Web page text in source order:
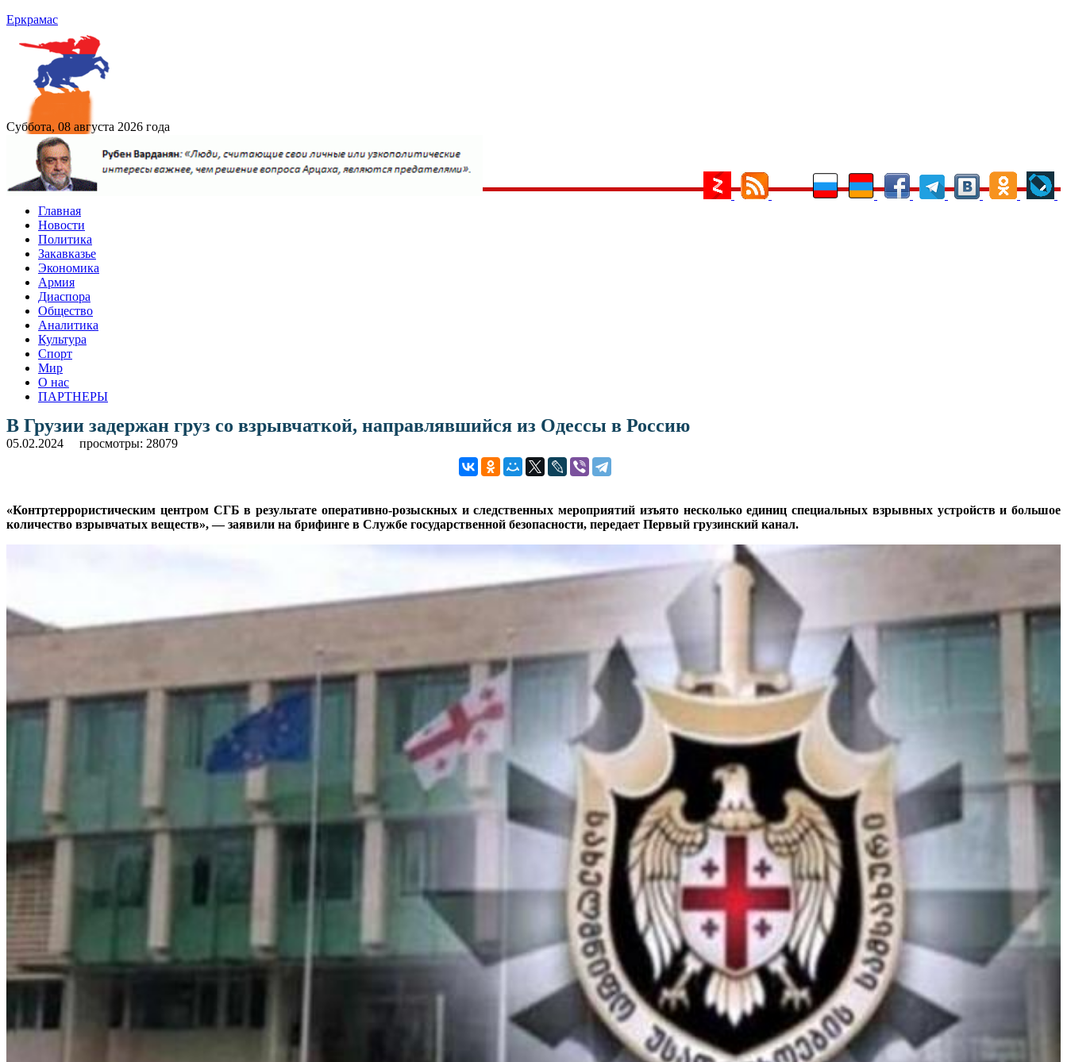
Еркрамас
Суббота, 08 августа 2026 года
Главная
Новости
Политика
Закавказье
Экономика
Армия
Диаспора
Общество
Аналитика
Культура
Спорт
Мир
О нас
ПАРТНЕРЫ
В Грузии задержан груз со взрывчаткой, направлявшийся из Одессы в Россию
05.02.2024 просмотры: 28079
«Контртеррористическим центром СГБ в результате оперативно-розыскных и следственных мероприятий изъято несколько единиц специальных взрывных устройств и большое
количество взрывчатых веществ», — заявили на брифинге в Службе государственной безопасности, передает Первый грузинский канал.